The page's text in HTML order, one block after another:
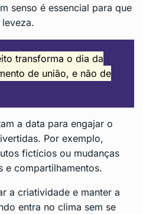
senso é essencial para que
transforma o dia da
de união, e não de
a data para engajar o
Por exemplo,
fictícios ou mudanças
e compartilhamentos.
a criatividade e manter a
entra no clima sem se